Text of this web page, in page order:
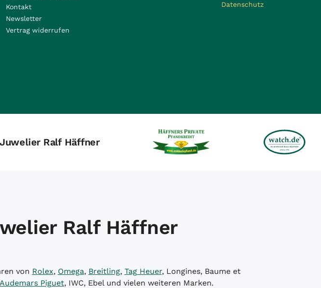
Kontakt
Newsletter
Vertrag widerrufen
Datenschutz
Ralf Häffner
Ralf Häffner
von Rolex, Omega, Breitling, Tag Heuer, Longines, Baume et
Audemars Piguet, IWC, Ebel und vielen weiteren Marken.